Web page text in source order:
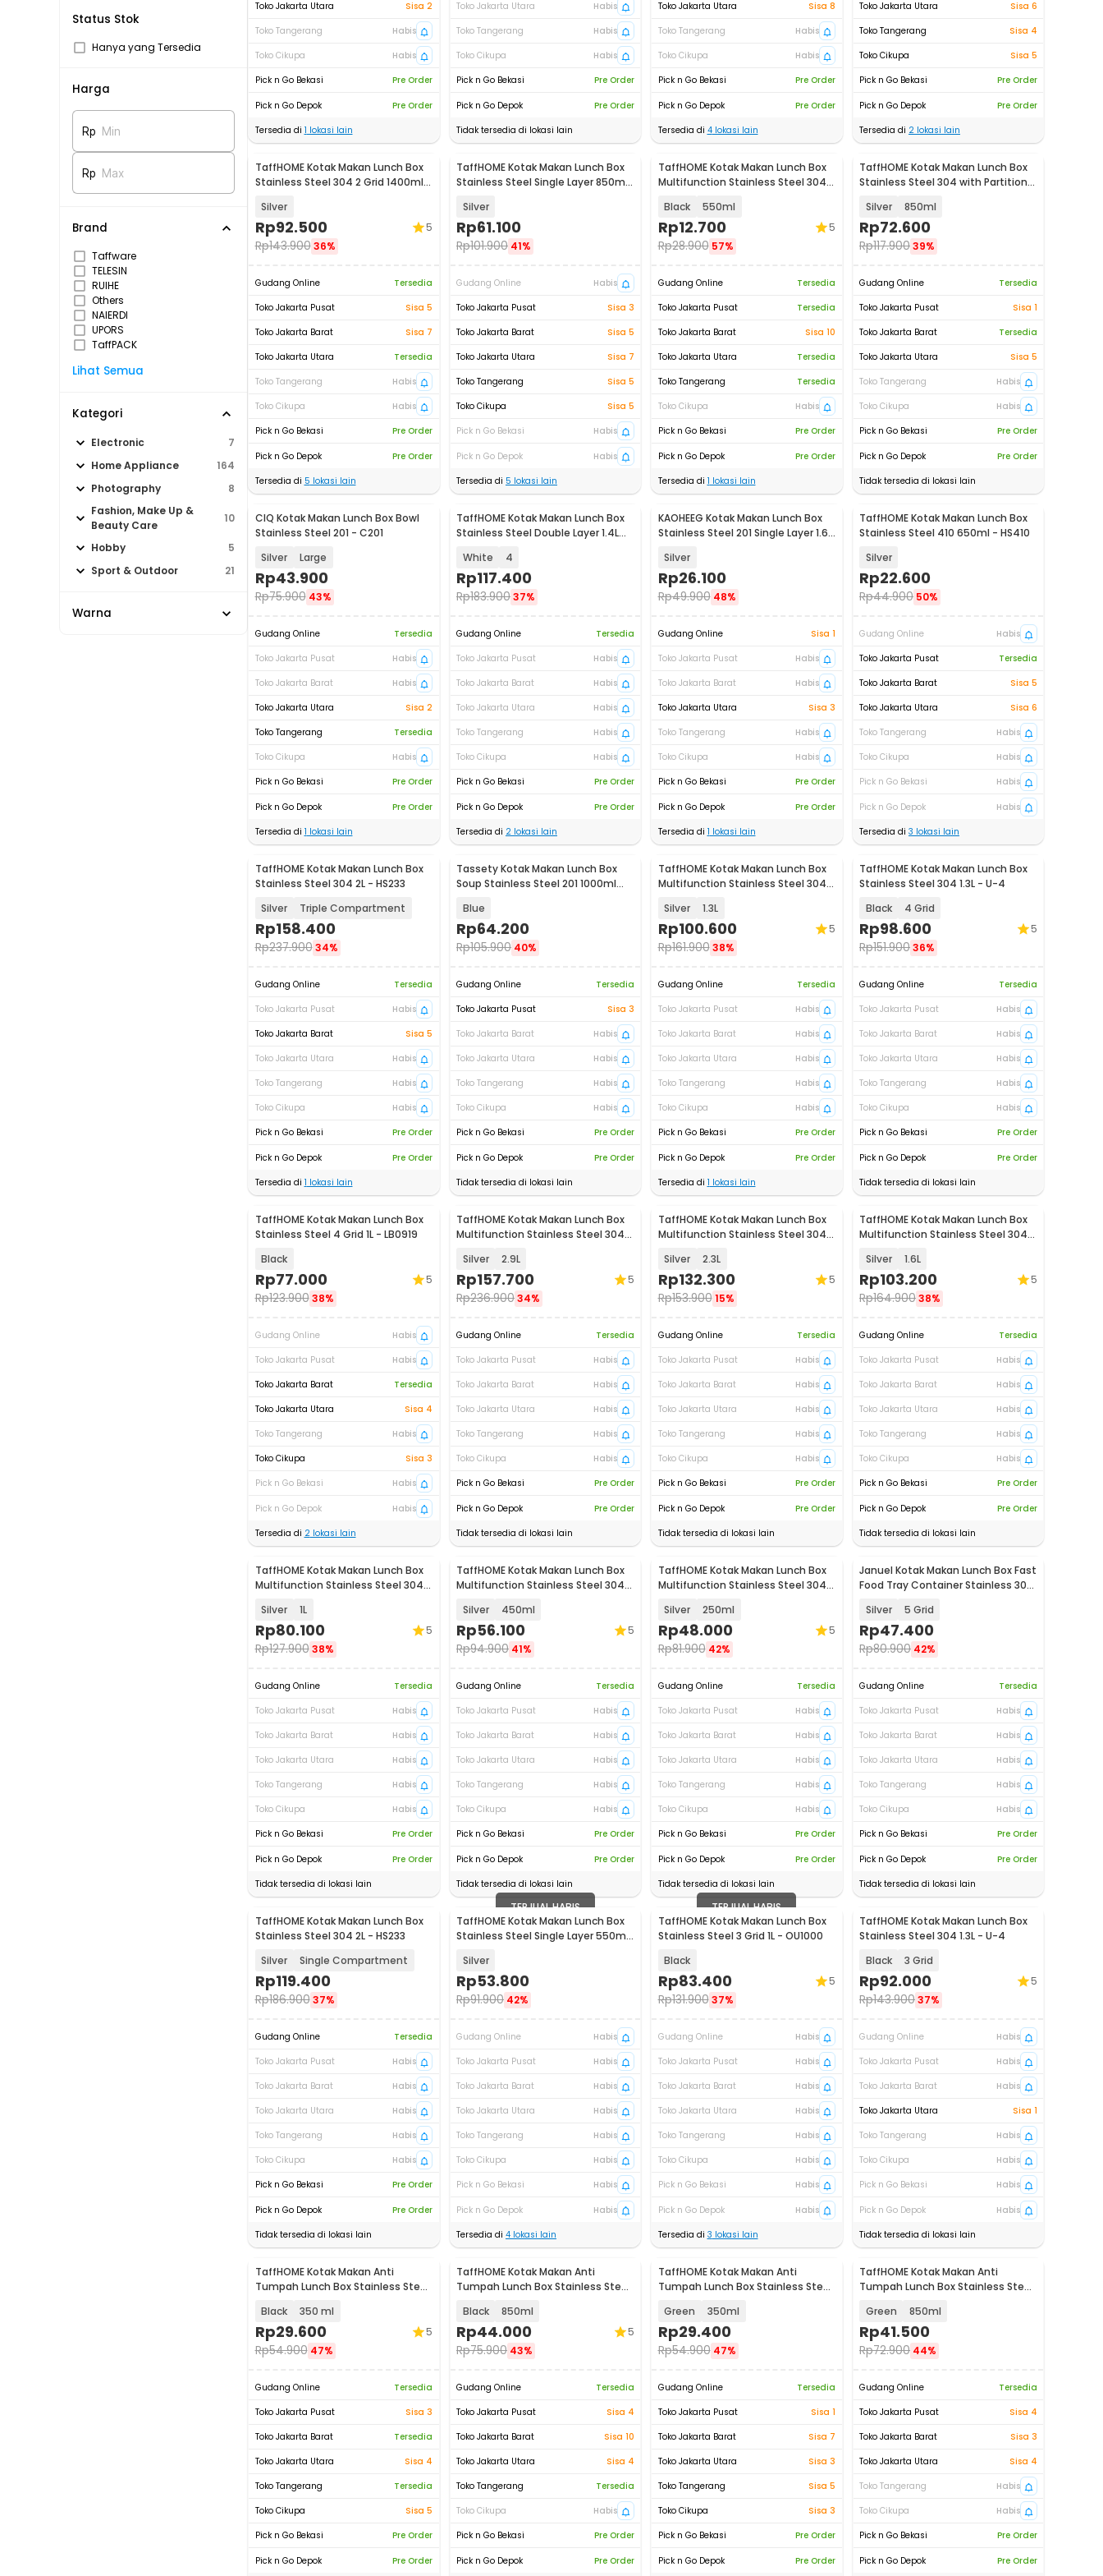
Status Stok
Hanya yang Tersedia
Harga
Rp Min
Rp Max
Brand
Taffware
TELESIN
RUIHE
Others
NAIERDI
UPORS
TaffPACK
Lihat Semua
Kategori
Electronic
7
Home Appliance
164
Photography
8
Fashion, Make Up &
Beauty Care
10
Hobby
5
Sport & Outdoor
21
Warna
Toko Jakarta Utara
Sisa 2
Toko Tangerang
Habis
Toko Cikupa
Habis
Pick n Go Bekasi
Pre Order
Pick n Go Depok
Pre Order
Tersedia di 1 lokasi lain
Toko Jakarta Utara
Habis
Toko Tangerang
Habis
Toko Cikupa
Habis
Pick n Go Bekasi
Pre Order
Pick n Go Depok
Pre Order
Tidak tersedia di lokasi lain
Toko Jakarta Utara
Sisa 8
Toko Tangerang
Habis
Toko Cikupa
Habis
Pick n Go Bekasi
Pre Order
Pick n Go Depok
Pre Order
Tersedia di 4lokasi lain
Toko Jakarta Utara
Sisa 6
Toko Tangerang
Sisa 4
Toko Cikupa
Sisa 5
Pick n Go Bekasi
Pre Order
Pick n Go Depok
Pre Order
Tersedia di 2 lokasi lain
TaffHOME Kotak Makan Lunch Box
Stainless Steel 304 2 Grid 1400ml -
Silver
Rp92.500
Rp143.900 36%
5
Gudang Online
Tersedia
Toko Jakarta Pusat
Sisa 5
Toko Jakarta Barat
Sisa 7
Toko Jakarta Utara
Tersedia
Toko Tangerang
Habis
Toko Cikupa
Habis
Pick n Go Bekasi
Pre Order
Pick n Go Depok
Pre Order
Tersedia di 5 lokasi lain
TaffHOME Kotak Makan Lunch Box
Stainless Steel Single Layer 850ml
Silver
Rp61.100
Rp101.900 41%
Gudang Online
Habis
Toko Jakarta Pusat
Sisa 3
Toko Jakarta Barat
Sisa 5
Toko Jakarta Utara
Sisa 7
Toko Tangerang
Sisa 5
Toko Cikupa
Sisa 5
Pick n Go Bekasi
Habis
Pick n Go Depok
Habis
Tersedia di 5 lokasi lain
TaffHOME Kotak Makan Lunch Box
Multifunction Stainless Steel 304 -
Black 550ml
Rp12.700
Rp28.900 57%
5
Gudang Online
Tersedia
Toko Jakarta Pusat
Tersedia
Toko Jakarta Barat
Sisa 10
Toko Jakarta Utara
Tersedia
Toko Tangerang
Tersedia
Toko Cikupa
Habis
Pick n Go Bekasi
Pre Order
Pick n Go Depok
Pre Order
Tersedia di 1 lokasi lain
TaffHOME Kotak Makan Lunch Box
Stainless Steel 304 with Partition -
Silver 850ml
Rp72.600
Rp117.90039%
Gudang Online
Tersedia
Toko Jakarta Pusat
Sisa 1
Toko Jakarta Barat
Tersedia
Toko Jakarta Utara
Sisa 5
Toko Tangerang
Habis
Toko Cikupa
Habis
Pick n Go Bekasi
Pre Order
Pick n Go Depok
Pre Order
Tidak tersedia di lokasi lain
CIQ Kotak Makan Lunch Box Bowl
Stainless Steel 201 - C201
Silver
Large
Rp43.900
Rp75.900 43%
Gudang Online
Tersedia
Toko Jakarta Pusat
Habis
Toko Jakarta Barat
Habis
Toko Jakarta Utara
Sisa 2
Toko Tangerang
Tersedia
Toko Cikupa
Habis
Pick n Go Bekasi
Pre Order
Pick n Go Depok
Pre Order
Tersedia di 1 lokasi lain
TaffHOME Kotak Makan Lunch Box
Stainless Steel Double Layer 1.4L
White 4
Rp117.400
Rp183.90037%
Gudang Online
Tersedia
Toko Jakarta Pusat
Habis
Toko Jakarta Barat
Habis
Toko Jakarta Utara
Habis
Toko Tangerang
Habis
Toko Cikupa
Habis
Pick n Go Bekasi
Pre Order
Pick n Go Depok
Pre Order
Tersedia di 2 lokasi lain
KAOHEEG Kotak Makan Lunch Box
Stainless Steel 201 Single Layer 1.6L
Silver
Rp26.100
Rp49.900 48%
Gudang Online
Sisa 1
Toko Jakarta Pusat
Habis
Toko Jakarta Barat
Habis
Toko Jakarta Utara
Sisa 3
Toko Tangerang
Habis
Toko Cikupa
Habis
Pick n Go Bekasi
Pre Order
Pick n Go Depok
Pre Order
Tersedia di 1 lokasi lain
TaffHOME Kotak Makan Lunch Box
Stainless Steel 410 650ml - HS410
Silver
Rp22.600
Rp44.900 50%
Gudang Online
Habis
Toko Jakarta Pusat
Tersedia
Toko Jakarta Barat
Sisa 5
Toko Jakarta Utara
Sisa 6
Toko Tangerang
Habis
Toko Cikupa
Habis
Pick n Go Bekasi
Habis
Pick n Go Depok
Habis
Tersedia di 3 lokasi lain
TaffHOME Kotak Makan Lunch Box
Stainless Steel 304 2L - HS233
Silver
Triple Compartment
Rp158.400
Rp237.900 34%
Gudang Online
Tersedia
Toko Jakarta Pusat
Habis
Toko Jakarta Barat
Sisa 5
Toko Jakarta Utara
Habis
Toko Tangerang
Habis
Toko Cikupa
Habis
Pick n Go Bekasi
Pre Order
Pick n Go Depok
Pre Order
Tersedia di 1 lokasi lain
Tassety Kotak Makan Lunch Box
Soup Stainless Steel 201 1000ml
Blue
Rp64.200
Rp105.900 40%
Gudang Online
Tersedia
Toko Jakarta Pusat
Sisa 3
Toko Jakarta Barat
Habis
Toko Jakarta Utara
Habis
Toko Tangerang
Habis
Toko Cikupa
Habis
Pick n Go Bekasi
Pre Order
Pick n Go Depok
Pre Order
Tidak tersedia di lokasi lain
TaffHOME Kotak Makan Lunch Box
Multifunction Stainless Steel 304 -
Silver 1.3L
Rp100.600
Rp161.900 38%
5
Gudang Online
Tersedia
Toko Jakarta Pusat
Habis
Toko Jakarta Barat
Habis
Toko Jakarta Utara
Habis
Toko Tangerang
Habis
Toko Cikupa
Habis
Pick n Go Bekasi
Pre Order
Pick n Go Depok
Pre Order
Tersedia di 1 lokasi lain
TaffHOME Kotak Makan Lunch Box
Stainless Steel 304 1.3L - U-4
Black
4 Grid
Rp98.600
Rp151.90036%
5
Gudang Online
Tersedia
Toko Jakarta Pusat
Habis
Toko Jakarta Barat
Habis
Toko Jakarta Utara
Habis
Toko Tangerang
Habis
Toko Cikupa
Habis
Pick n Go Bekasi
Pre Order
Pick n Go Depok
Pre Order
Tidak tersedia di lokasi lain
TaffHOME Kotak Makan Lunch Box
Stainless Steel 4 Grid 1L - LB0919
Black
Rp77.000
Rp123.900 38%
5
Gudang Online
Habis
Toko Jakarta Pusat
Habis
Toko Jakarta Barat
Tersedia
Toko Jakarta Utara
Sisa 4
Toko Tangerang
Habis
Toko Cikupa
Sisa 3
Pick n Go Bekasi
Habis
Pick n Go Depok
Habis
Tersedia di 2lokasi lain
TaffHOME Kotak Makan Lunch Box
Multifunction Stainless Steel 304 -
Silver 2.9L
Rp157.700
Rp236.90034%
5
Gudang Online
Tersedia
Toko Jakarta Pusat
Habis
Toko Jakarta Barat
Habis
Toko Jakarta Utara
Habis
Toko Tangerang
Habis
Toko Cikupa
Habis
Pick n Go Bekasi
Pre Order
Pick n Go Depok
Pre Order
Tidak tersedia di lokasi lain
TaffHOME Kotak Makan Lunch Box
Multifunction Stainless Steel 304 -
Silver 2.3L
Rp132.300
Rp153.900 15%
5
Gudang Online
Tersedia
Toko Jakarta Pusat
Habis
Toko Jakarta Barat
Habis
Toko Jakarta Utara
Habis
Toko Tangerang
Habis
Toko Cikupa
Habis
Pick n Go Bekasi
Pre Order
Pick n Go Depok
Pre Order
Tidak tersedia di lokasi lain
TaffHOME Kotak Makan Lunch Box
Multifunction Stainless Steel 304 -
Silver 1.6L
Rp103.200
Rp164.90038%
5
Gudang Online
Tersedia
Toko Jakarta Pusat
Habis
Toko Jakarta Barat
Habis
Toko Jakarta Utara
Habis
Toko Tangerang
Habis
Toko Cikupa
Habis
Pick n Go Bekasi
Pre Order
Pick n Go Depok
Pre Order
Tidak tersedia di lokasi lain
TaffHOME Kotak Makan Lunch Box
Multifunction Stainless Steel 304 -
Silver 1L
Rp80.100
Rp127.900 38%
5
Gudang Online
Tersedia
Toko Jakarta Pusat
Habis
Toko Jakarta Barat
Habis
Toko Jakarta Utara
Habis
Toko Tangerang
Habis
Toko Cikupa
Habis
Pick n Go Bekasi
Pre Order
Pick n Go Depok
Pre Order
Tidak tersedia di lokasi lain
TaffHOME Kotak Makan Lunch Box
Multifunction Stainless Steel 304 -
Silver 450ml
Rp56.100
Rp94.900 41%
5
Gudang Online
Tersedia
Toko Jakarta Pusat
Habis
Toko Jakarta Barat
Habis
Toko Jakarta Utara
Habis
Toko Tangerang
Habis
Toko Cikupa
Habis
Pick n Go Bekasi
Pre Order
Pick n Go Depok
Pre Order
Tidak tersedia di lokasi lain
TaffHOME Kotak Makan Lunch Box
Multifunction Stainless Steel 304 -
Silver 250ml
Rp48.000
Rp81.900 42%
5
Gudang Online
Tersedia
Toko Jakarta Pusat
Habis
Toko Jakarta Barat
Habis
Toko Jakarta Utara
Habis
Toko Tangerang
Habis
Toko Cikupa
Habis
Pick n Go Bekasi
Pre Order
Pick n Go Depok
Pre Order
Tidak tersedia di lokasi lain
Januel Kotak Makan Lunch Box Fast
Food Tray Container Stainless 304
Silver 5 Grid
Rp47.400
Rp80.900 42%
Gudang Online
Tersedia
Toko Jakarta Pusat
Habis
Toko Jakarta Barat
Habis
Toko Jakarta Utara
Habis
Toko Tangerang
Habis
Toko Cikupa
Habis
Pick n Go Bekasi
Pre Order
Pick n Go Depok
Pre Order
Tidak tersedia di lokasi lain
TaffHOME Kotak Makan Lunch Box
Stainless Steel 304 2L - HS233
Silver
Single Compartment
Rp119.400
Rp186.900 37%
Gudang Online
Tersedia
Toko Jakarta Pusat
Habis
Toko Jakarta Barat
Habis
Toko Jakarta Utara
Habis
Toko Tangerang
Habis
Toko Cikupa
Habis
Pick n Go Bekasi
Pre Order
Pick n Go Depok
Pre Order
Tidak tersedia di lokasi lain
TERJUAL HABIS
TaffHOME Kotak Makan Lunch Box
Stainless Steel Single Layer 550ml
Silver
Rp53.800
Rp91.900 42%
Gudang Online
Habis
Toko Jakarta Pusat
Habis
Toko Jakarta Barat
Habis
Toko Jakarta Utara
Habis
Toko Tangerang
Habis
Toko Cikupa
Habis
Pick n Go Bekasi
Habis
Pick n Go Depok
Habis
Tersedia di 4 lokasi lain
TERJUAL HABIS
TaffHOME Kotak Makan Lunch Box
Stainless Steel 3 Grid 1L - OU1000
Black
Rp83.400
Rp131.900 37%
5
Gudang Online
Habis
Toko Jakarta Pusat
Habis
Toko Jakarta Barat
Habis
Toko Jakarta Utara
Habis
Toko Tangerang
Habis
Toko Cikupa
Habis
Pick n Go Bekasi
Habis
Pick n Go Depok
Habis
Tersedia di 3 lokasi lain
TaffHOME Kotak Makan Lunch Box
Stainless Steel 304 1.3L - U-4
Black
3 Grid
Rp92.000
Rp143.90037%
5
Gudang Online
Habis
Toko Jakarta Pusat
Habis
Toko Jakarta Barat
Habis
Toko Jakarta Utara
Sisa 1
Toko Tangerang
Habis
Toko Cikupa
Habis
Pick n Go Bekasi
Habis
Pick n Go Depok
Habis
Tidak tersedia di lokasi lain
TaffHOME Kotak Makan Anti
Tumpah Lunch Box Stainless Steel
Black 350 ml
Rp29.600
Rp54.900 47%
5
Gudang Online
Tersedia
Toko Jakarta Pusat
Sisa 3
Toko Jakarta Barat
Tersedia
Toko Jakarta Utara
Sisa 4
Toko Tangerang
Tersedia
Toko Cikupa
Sisa 5
Pick n Go Bekasi
Pre Order
Pick n Go Depok Pre Order
TaffHOME Kotak Makan Anti
Tumpah Lunch Box Stainless Steel
Black 850ml
Rp44.000
Rp75.900 43%
5
Gudang Online
Tersedia
Toko Jakarta Pusat
Sisa 4
Toko Jakarta Barat
Sisa 10
Toko Jakarta Utara
Sisa 4
Toko Tangerang
Tersedia
Toko Cikupa
Habis
Pick n Go Bekasi
Pre Order
Pick n Go Depok Pre Order
TaffHOME Kotak Makan Anti
Tumpah Lunch Box Stainless Steel
Green 350ml
Rp29.400
Rp54.900 47%
Gudang Online
Tersedia
Toko Jakarta Pusat
Sisa 1
Toko Jakarta Barat
Sisa 7
Toko Jakarta Utara
Sisa 3
Toko Tangerang
Sisa 5
Toko Cikupa
Sisa 3
Pick n Go Bekasi
Pre Order
Pick n Go Depok Pre Order
TaffHOME Kotak Makan Anti
Tumpah Lunch Box Stainless Steel
Green 850ml
Rp41.500
Rp72.900 44%
Gudang Online
Tersedia
Toko Jakarta Pusat
Sisa 4
Toko Jakarta Barat
Sisa 3
Toko Jakarta Utara
Sisa 4
Toko Tangerang
Habis
Toko Cikupa
Habis
Pick n Go Bekasi
Pre Order
Pick n Go Depok Pre Order